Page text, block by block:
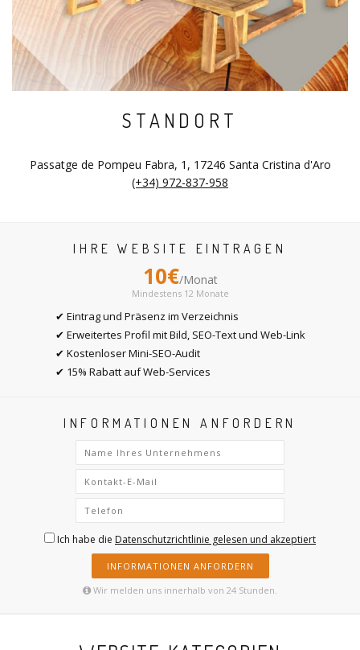
STANDORT
Passatge de Pompeu Fabra, 1, 17246 Santa Cristina d'Aro
(+34) 972-837-958
IHRE WEBSITE EINTRAGEN
10€/Monat
Mindestens 12 Monate
✔ Eintrag und Präsenz im Verzeichnis
✔ Erweitertes Profil mit Bild, SEO-Text und Web-Link
✔ Kostenloser Mini-SEO-Audit
✔ 15% Rabatt auf Web-Services
INFORMATIONEN ANFORDERN
Ich habe die Datenschutzrichtlinie gelesen und akzeptiert
INFORMATIONEN ANFORDERN
Wir melden uns innerhalb von 24 Stunden.